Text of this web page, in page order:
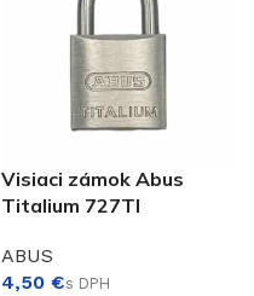
Visiaci zámok Abus
Titalium 727TI
ABUS
€